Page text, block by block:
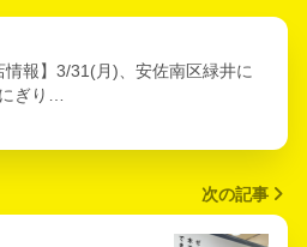
情報】3/31(月)、安佐南区緑井に
ぎり…
次の記事